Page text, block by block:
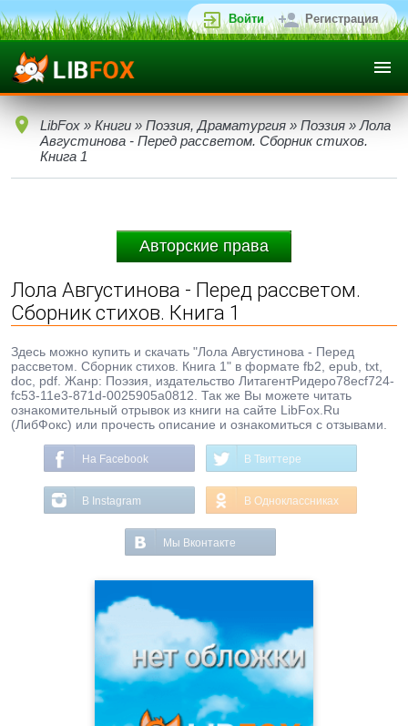
Войти Регистрация
LibFox » Книги » Поэзия, Драматургия » Поэзия » Лола
Августинова - Перед рассветом. Сборник стихов.
Книга 1
Авторские права
Лола Августинова - Перед рассветом.
Сборник стихов. Книга 1
Здесь можно купить и скачать "Лола Августинова - Перед
рассветом. Сборник стихов. Книга 1" в формате fb2, epub, txt,
doc, pdf. Жанр: Поэзия, издательство ЛитагентРидеро78ecf724-
fc53-11e3-871d-0025905a0812. Так же Вы можете читать
ознакомительный отрывок из книги на сайте LibFox.Ru
(ЛибФокс) или прочесть описание и ознакомиться с отзывами.
На Facebook В Твиттере
В Instagram В Одноклассниках
Мы Вконтакте